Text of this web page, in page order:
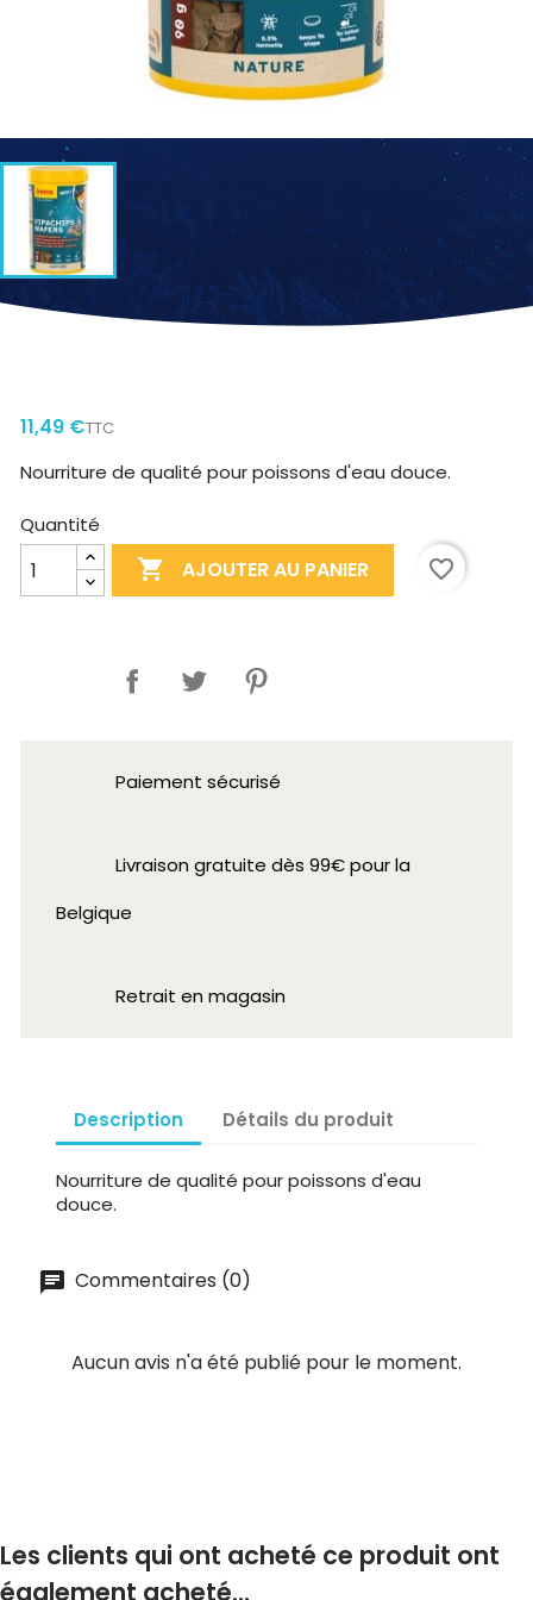
11,49 €TTC
Nourriture de qualité pour poissons d'eau douce.
Quantité
 AJOUTER AU PANIER favorite_border
Paiement sécurisé
Livraison gratuite dès 99€ pour la
Belgique
Retrait en magasin
Description Détails du produit
Nourriture de qualité pour poissons d'eau
douce.
Commentaires (0)
Aucun avis n'a été publié pour le moment.
Les clients qui ont acheté ce produit ont
également acheté...